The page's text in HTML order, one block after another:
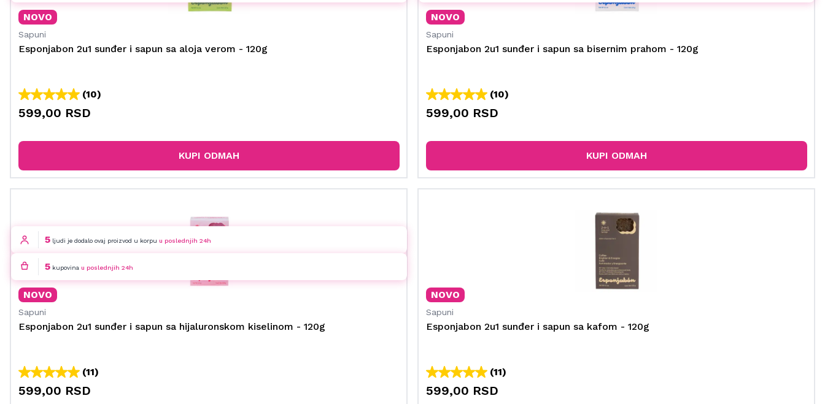
NOVO
Sapuni
Esponjabon 2u1 sunđer i sapun sa aloja verom - 120g
(10)
599,00 RSD
KUPI ODMAH
NOVO
Sapuni
Esponjabon 2u1 sunđer i sapun sa bisernim prahom - 120g
(10)
599,00 RSD
KUPI ODMAH
5ljudi je dodalo ovaj proizvod u korpu u poslednjih 24h
5kupovina u poslednjih 24h
NOVO
Sapuni
Esponjabon 2u1 sunđer i sapun sa hijaluronskom kiselinom - 120g
(11)
599,00 RSD
NOVO
Sapuni
Esponjabon 2u1 sunđer i sapun sa kafom - 120g
(11)
599,00 RSD